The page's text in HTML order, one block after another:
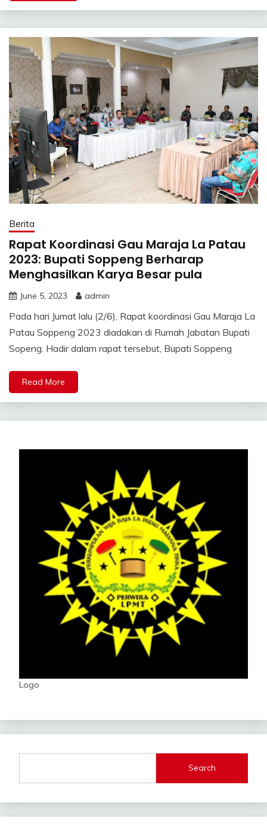
Berita
Rapat Koordinasi Gau Maraja La Patau
2023: Bupati Soppeng Berharap
Menghasilkan Karya Besar pula
June 5, 2023 admin
Pada hari Jumat lalu (2/6), Rapat koordinasi Gau Maraja La
Patau Soppeng 2023 diadakan di Rumah Jabatan Bupati
Sopeng. Hadir dalam rapat tersebut, Bupati Soppeng
Read More
Logo
Search